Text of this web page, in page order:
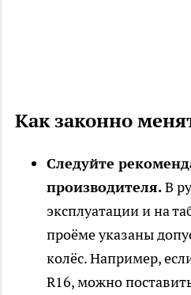
Как законно
Следуйте
производителя.В
эксплуатации и на
проёме указаны
колёс. Например,
R16, можно